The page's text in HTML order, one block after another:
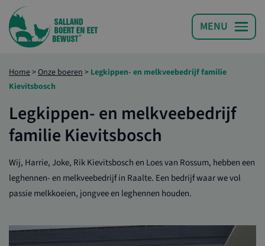
Home>Onze boeren > Legkippen- en melkveebedrijf familie
Kievitsbosch
Legkippen- en melkveebedrijf
familie Kievitsbosch
Wij, Harrie, Joke, Rik Kievitsbosch en Loes van Rossum, hebben een
leghennen- en melkveebedrijf in Raalte. Een bedrijf waar we vol
passie melkkoeien, jongvee en leghennen houden.